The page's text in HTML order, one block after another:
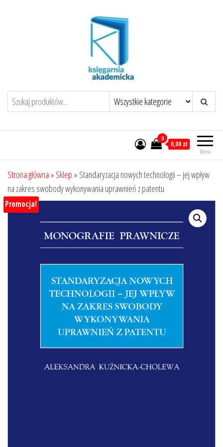
Menu
0
0,00 zł
Strona główna » Sklep » Standaryzacja nowych technologii – jej wpływ
na zakres swobody wykonywania uprawnień z patentu
Promocja!